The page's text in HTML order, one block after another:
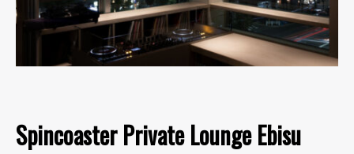
Spincoaster Private Lounge Ebisu